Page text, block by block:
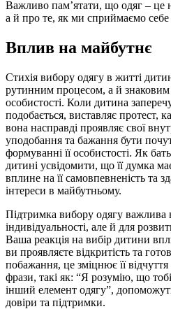
Важливо пам’ятати, що одяг –
а й про те, як ми сприймаємо себе
Вплив на майбутнє
Стихія вибору одягу в житті
рутинним процесом, а й
особистості. Коли дитина
подобається, виставляє протест,
вона насправді проявляє свої
уподобання та бажання бути
формуванні її особистості. Як
дитині усвідомити, що її думка
вплине на її самовпевненість та
інтереси в майбутньому.
Підтримка вибору одягу
індивідуальності, але й для
Ваша реакція на вибір дитини
ви проявляєте відкритість та
побажання, це зміцнює її відчуття
фрази, такі як: “Я розумію, що
інший елемент одягу”,
довіри та підтримки.